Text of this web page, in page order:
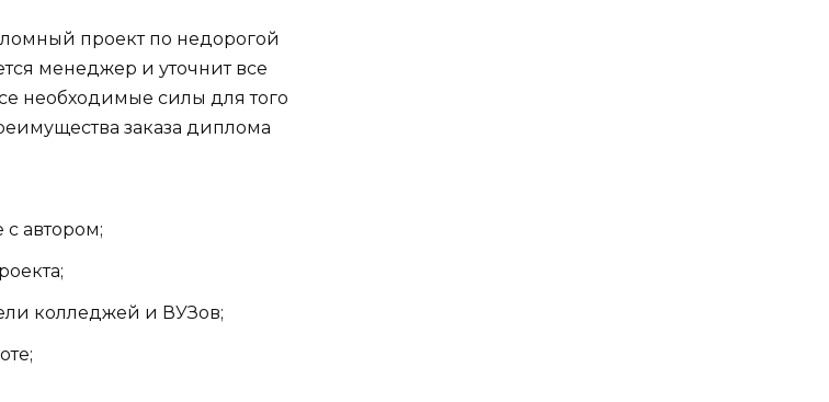
проект по недорогой
менеджер и уточнит все
необходимые силы для того
заказа диплома
автором;
колледжей и ВУЗов;